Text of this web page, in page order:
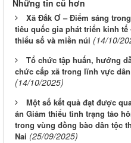
Những tin cũ hơn
Xã Đắk Ơ – Điểm sáng
tiêu quốc gia phát triển kinh
thiểu số và miền núi (14/10/
Tổ chức tập huấn, hướng
chức cấp xã trong lĩnh vực
(14/10/2025)
Một số kết quả đạt được
án Giảm thiểu tình trạng tảo
trong vùng đồng bào dân tộc
Nai (25/09/2025)